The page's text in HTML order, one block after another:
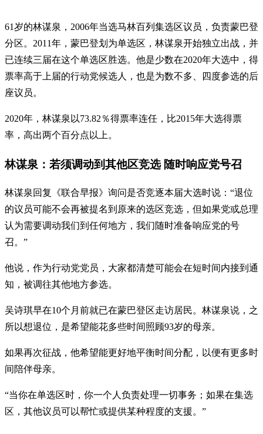
61岁的林谋泉，2006年当选马林百列集选区议员，负责蒙巴登
分区。2011年，蒙巴登划为单选区，林谋泉开始独立出战，并
已连续三届在这个单选区胜选。他是少数在2020年大选中，得
票率高于上届的行动党候选人，也是为数不多、四度参选的后
座议员。
2020年，林谋泉以73.82％得票率连任，比2015年大选得票
率，高出两个百分点以上。
林谋泉：若须调动到其他区竞选 随时响应党号召
林谋泉回复《联合早报》询问是否竞逐本届大选时说：“退位
的议员可能不会再被提名到原来的选区竞选，但如果党或总理
认为需要调动我们到任何地方，我们随时准备响应党的号
召。”
他说，作为行动党党员，大家都清楚可能会在短时间内接到通
知，被调往其他地方参选。
吴诗琪早在10个月前就已在蒙巴登区走访居民。林谋泉说，之
所以想退位，是希望能花多些时间照顾93岁的母亲。
如果再次征战，他希望能更好地平衡时间分配，以便有更多时
间陪伴母亲。
“当你在单选区时，你一个人负责处理一切事务；如果在集选
区，其他议员可以帮忙或提供某种程度的支援。”